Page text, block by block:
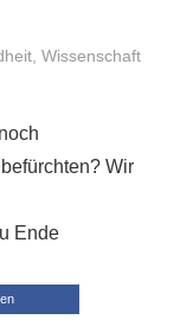
,Wissenschaft
Wir
Ende